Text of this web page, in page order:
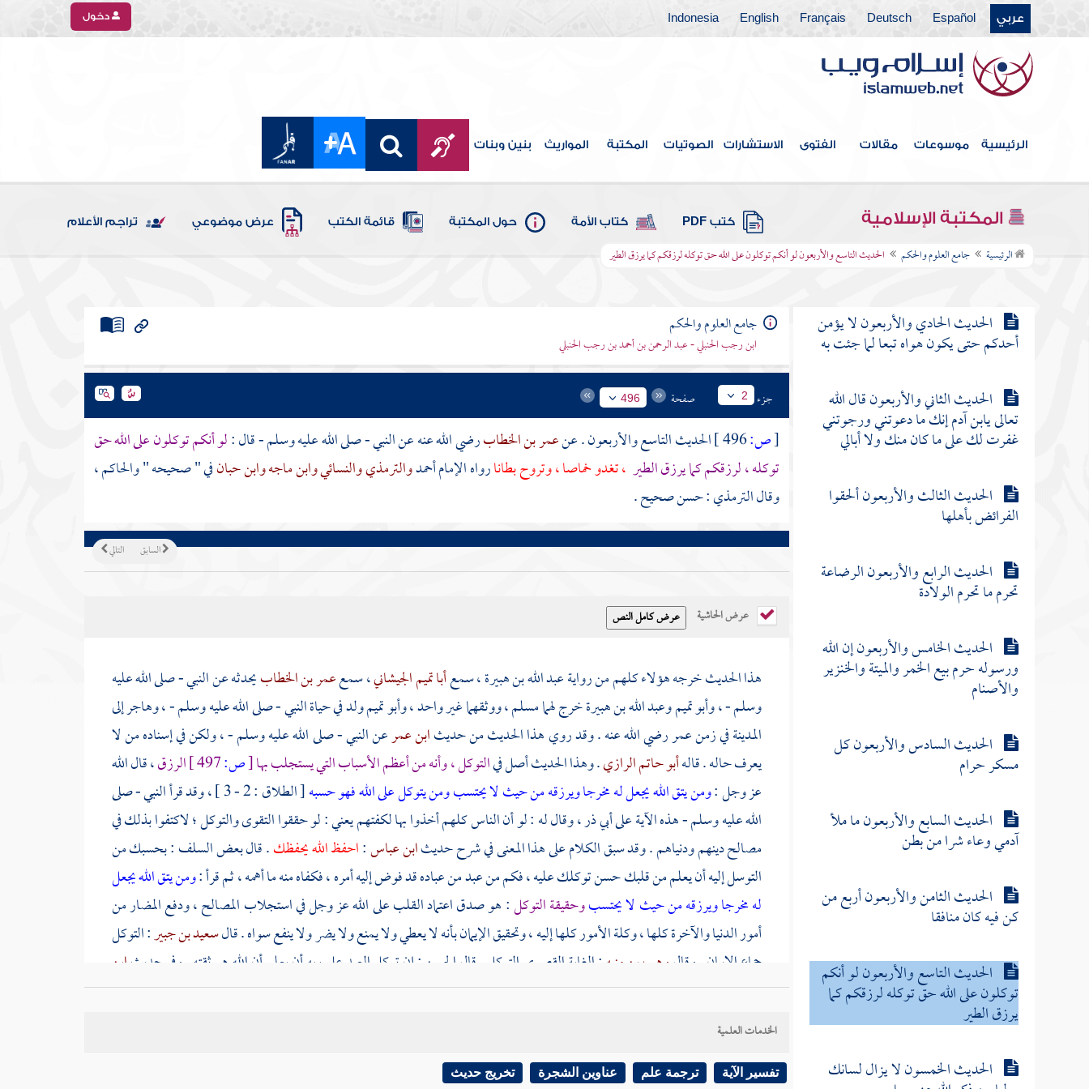
عربي Español
Deutsch
Français
English
Indonesia دخول
الرئيسية موسوعات مقالات الفتوى الاستشارات الصوتيات المكتبة المواريث بنين وبنات
المكتبة الإسلامية كتب PDF كتاب الأمة حول المكتبة قائمة الكتب عرض موضوعي تراجم الأعلام
الرئيسية جامع العلوم والحكم الحديث التاسع والأربعون لو أنكم توكلون على الله حق توكله لرزقكم كما يرزق الطير
كتب الحسنات والسيئات
الحديث الثامن والثلاثون قال الله
تعالى من عادى لي وليا فقد آذنته بالحرب
الحديث التاسع والثلاثون إن الله
استكرهوا عليه
الحديث الأربعون كن في الدنيا كأنك
غريب أو عابر سبيل
الحديث الحادي والأربعون لا يؤمن
أحدكم حتى يكون هواه تبعا لما جئت به
الحديث الثاني والأربعون قال الله
تعالى يابن آدم إنك ما دعوتني ورجوتني
غفرت لك على ما كان منك ولا أبالي
الحديث الثالث والأربعون ألحقوا
الفرائض بأهلها
الحديث الرابع والأربعون الرضاعة
تحرم ما تحرم الولادة
الحديث الخامس والأربعون إن الله
ورسوله حرم بيع الخمر والميتة والخنزير
والأصنام
الحديث السادس والأربعون كل
مسكر حرام
الحديث السابع والأربعون ما ملأ
آدمي وعاء شرا من بطن
الحديث الثامن والأربعون أربع من
كن فيه كان منافقا
الحديث التاسع والأربعون لو أنكم
توكلون على الله حق توكله لرزقكم كما
يرزق الطير
الحديث الخمسون لا يزال لسانك
جامع العلوم والحكم
ابن رجب الحنبلي - عبد الرحمن بن أحمد بن رجب الحنبلي
جزء 2 صفحة 496
[ص:496 ] الحديث التاسع والأربعون . عنعمر بن الخطابرضي الله عنه عن النبي - صلى الله عليه وسلم - قال :لو أنكم توكلون على الله حق
توكله ، لرزقكم كما يرزق الطير ، تغدو خماصا ، وتروح بطانارواه الإمامأحمدوالترمذيوالنسائيوابن ماجهوابن حبانفي " صحيحه "والحاكم،
وقالالترمذي: حسن صحيح .
التالي السابق
عرض الحاشية
هذا الحديث خرجه هؤلاء كلهم من روايةعبد الله بن هبيرة، سمعأبا تميم الجيشاني، سمععمر بن الخطابيحدثه عن النبي - صلى الله عليه
وسلم - ،وأبو تميموعبد الله بن هبيرةخرج لهمامسلم، ووثقهما غير واحد ،وأبو تميمولد في حياة النبي - صلى الله عليه وسلم - ، وهاجر إلى
المدينةفي زمنعمررضي الله عنه . وقد روي هذا الحديث من حديثابن عمرعن النبي - صلى الله عليه وسلم - ، ولكن في إسناده من لا
يعرف حاله . قالهأبو حاتم الرازي. وهذا الحديث أصل فيالتوكل ، وأنه من أعظم الأسباب التي يستجلب بها[ص: الرزق، قال الله
عز وجل :ومن يتق الله يجعل له مخرجاويرزقه من حيث لا يحتسب ومن يتوكل على الله فهو حسبه
[ الطلاق : 2 - 3 ] ، وقد قرأ النبي - صلى
الله عليه وسلم - هذه الآية علىأبي ذر، وقال له : لو أن الناس كلهم أخذوا بها لكفتهم يعني : لو حققوا التقوى والتوكل ؛ لاكتفوا بذلك في
مصالح دينهم ودنياهم . وقد سبق الكلام على هذا المعنى في شرح حديثابن عباس:احفظ الله يحفظك. قال بعض السلف : بحسبك من
التوسل إليه أن يعلم من قلبك حسن توكلك عليه ، فكم من عبد من عباده قد فوض إليه أمره ، فكفاه منه ما أهمه ، ثم قرأ :ومن يتق الله يجعل
له مخرجاويرزقه من حيث لا يحتسبوحقيقة التوكل: هو صدق اعتماد القلب على الله عز وجل في استجلاب المصالح ، ودفع المضار من
أمور الدنيا والآخرة كلها ، وكلة الأمور كلها إليه ، وتحقيق الإيمان بأنه لا يعطي ولا يمنع ولا يضر ولا ينفع سواه . قالسعيد بن جبير: التوكل
جماع الإيمان . وقالوهب بن منبه : الغاية القصوى التوكل . قالالحسن : إن توكل العبد على ربه أن يعلم أن الله هو ثقته . وفي حديثابن
عباسعن النبي - صلى الله عليه وسلم - ، قال :من سره أن يكون أقوى الناس ، فليتوكل على الله.
[ص:498 ]
وروي عنه - صلى الله عليه
وسلم - أنه كان يقول في دعائه :
الأسباب مع أمره بالتوكل ، فالسعي في الأسباب بالجوارح طاعة له ، والتوكل بالقلب عليه إيمان به ، كما قال الله تعالى :
الخدمات العلمية
تفسير الآية ترجمة علم عناوين الشجرة تخريج حديث